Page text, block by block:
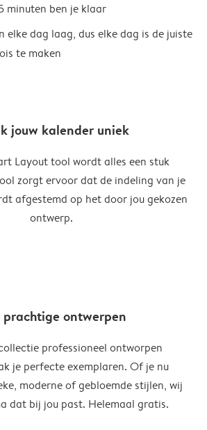
minuten ben je klaar
elke dag laag, dus elke dag is de juiste
te maken
jouw kalender uniek
Layout tool wordt alles een stuk
zorgt ervoor dat de indeling van je
afgestemd op het door jou gekozen
ontwerp.
ontwerpen
professioneel ontworpen
je perfecte exemplaren. Of je nu
moderne of gebloemde stijlen, wij
dat bij jou past. Helemaal gratis.